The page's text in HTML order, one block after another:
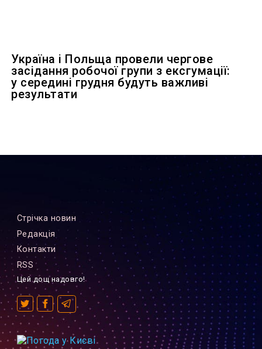
Україна і Польща провели чергове
засідання робочої групи з ексгумації:
у середині грудня будуть важливі
результати
Стрiчка новин
Редакцiя
Контакти
RSS
Цей дощ надовго!